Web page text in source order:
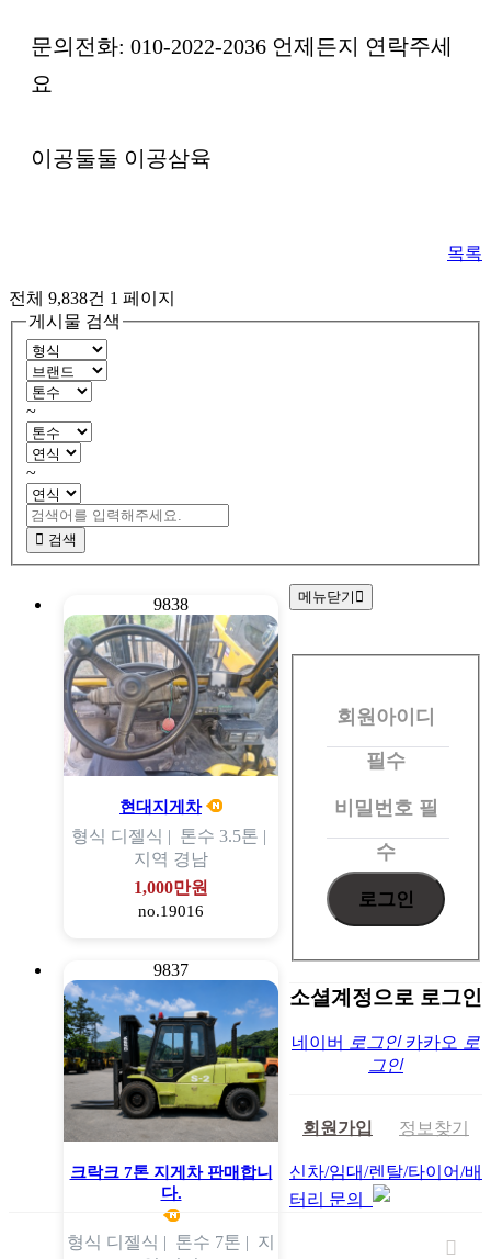
문의전화: 010-2022-2036 언제든지 연락주세
요
이공둘둘 이공삼육
목록
전체 9,838건 1 페이지
게시물 검색
~
~
검색
9838
현대지게차
형식 디젤식 | 톤수 3.5톤 |
지역 경남
1,000만원
no.19016
9837
크락크 7톤 지게차 판매합니
다.
형식 디젤식 | 톤수 7톤 | 지
메뉴닫기
회
회원아이디
필수
비밀번호 필
수
소셜계정으로 로그인
네이버 로그인 카카오 로
그인
회원가입 정보찾기
신차/임대/렌탈/타이어/배
터리 문의